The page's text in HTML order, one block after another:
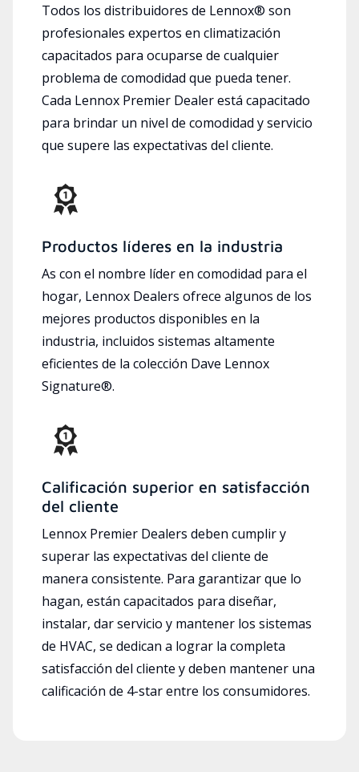
Todos los distribuidores de Lennox® son
profesionales expertos en climatización
capacitados para ocuparse de cualquier
problema de comodidad que pueda tener.
Cada Lennox Premier Dealer está capacitado
para brindar un nivel de comodidad y servicio
que supere las expectativas del cliente.
Productos líderes en la industria
As con el nombre líder en comodidad para el
hogar, Lennox Dealers ofrece algunos de los
mejores productos disponibles en la
industria, incluidos sistemas altamente
eficientes de la colección Dave Lennox
Signature®.
Calificación superior en satisfacción
del cliente
Lennox Premier Dealers deben cumplir y
superar las expectativas del cliente de
manera consistente. Para garantizar que lo
hagan, están capacitados para diseñar,
instalar, dar servicio y mantener los sistemas
de HVAC, se dedican a lograr la completa
satisfacción del cliente y deben mantener una
calificación de 4-star entre los consumidores.